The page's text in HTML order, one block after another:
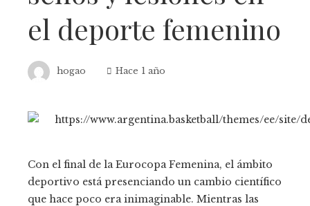
el deporte femenino
hogao Hace 1 año
Con el final de la Eurocopa Femenina, el ámbito
deportivo está presenciando un cambio científico
que hace poco era inimaginable. Mientras las